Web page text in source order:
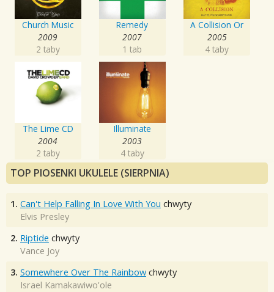
Church Music
2009
2 taby
Remedy
2007
1 tab
A Collision Or
2005
4 taby
The Lime CD
2004
2 taby
Illuminate
2003
4 taby
TOP PIOSENKI UKULELE (SIERPNIA)
1. Can't Help Falling In Love With You chwyty
Elvis Presley
2. Riptide chwyty
Vance Joy
3. Somewhere Over The Rainbow chwyty
Israel Kamakawiwo'ole